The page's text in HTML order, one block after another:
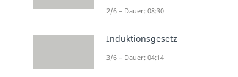
2/6 – Dauer: 08:30
Induktionsgesetz
3/6 – Dauer: 04:14